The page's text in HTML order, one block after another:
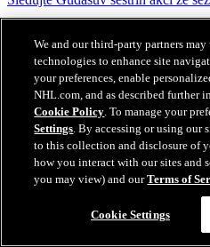
We and our third-party partners
technologies to enhance site
your preferences, enable
NHL.com, and as described further
Cookie Policy. To manage your
Settings. By accessing or using our
to this collection and disclosure of
how you interact with our sites and
you may view) and ourTerms of
Cookie Settings